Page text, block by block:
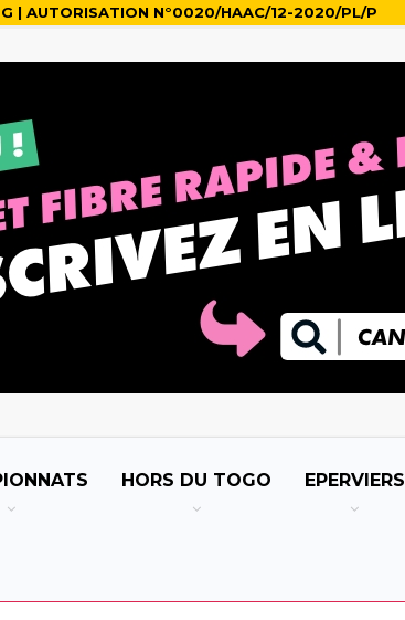
| AUTORISATION N°0020/HAAC/12-2020/PL/P
HORS DU TOGO EPERVIERS